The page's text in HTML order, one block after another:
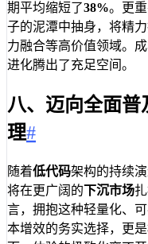
期平均缩短了38%。更
子的泥潭中抽身，将精
力融合等高价值领域。
进化腾出了充足空间。
八、迈向全面
理#
随着低代码架构的持续
将在更广阔的下沉市场
言，拥抱这种轻量化、
本增效的务实选择，更